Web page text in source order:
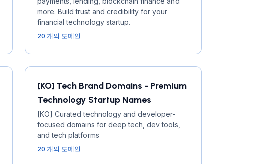
more. Build trust and credibility for your
financial technology startup.
20 개의 도메인
[KO] Tech Brand Domains - Premium
Technology Startup Names
[KO] Curated technology and developer-
focused domains for deep tech, dev tools,
and tech platforms
20 개의 도메인